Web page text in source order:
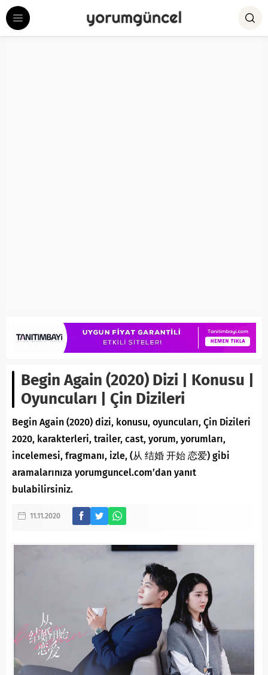
Begin Again (2020) Dizi | Konusu |
Oyuncuları | Çin Dizileri
Begin Again (2020) dizi, konusu, oyuncuları, Çin Dizileri
2020, karakterleri, trailer, cast, yorum, yorumları,
incelemesi, fragmanı, izle, (从 结婚 开始 恋爱) gibi
aramalarınıza yorumguncel.com’dan yanıt
bulabilirsiniz.
11.11.2020